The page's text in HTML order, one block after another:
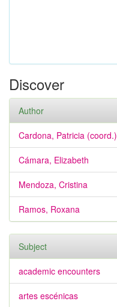
Discover
Author
Cardona, Patricia (coord.)
Cámara, Elizabeth
Mendoza, Cristina
Ramos, Roxana
Subject
academic encounters
artes escénicas